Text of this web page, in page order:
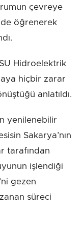
çevreye
öğrenerek
Hidroelektrik
hiçbir zarar
anlatıldı.
yenilenebilir
Sakarya’nın
tarafından
işlendiği
gezen
süreci